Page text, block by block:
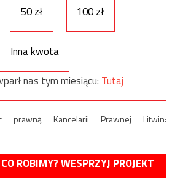
50 zł 100 zł
Inna kwota
nas tym miesiącu: Tutaj
prawną Kancelarii Prawnej Litwin:
ROBIMY? WESPRZYJ PROJEKT